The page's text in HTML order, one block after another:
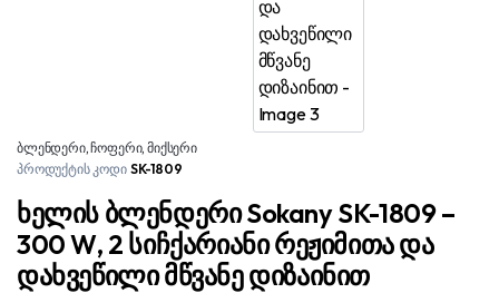
ბლენდერი, ჩოფერი, მიქსერი
პროდუქტის კოდი SK-1809
ხელის ბლენდერი Sokany SK-1809 –
300 W, 2 სიჩქარიანი რეჟიმითა და
დახვეწილი მწვანე დიზაინით